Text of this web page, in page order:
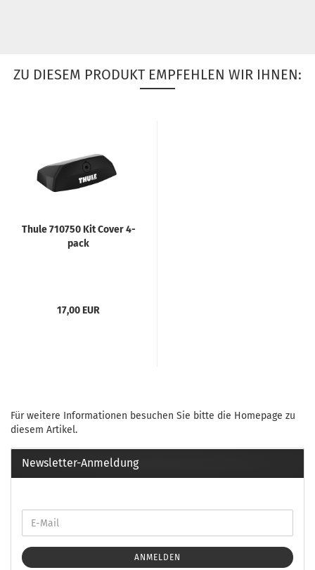
ZU DIESEM PRODUKT EMPFEHLEN WIR IHNEN:
Thule 710750 Kit Cover 4-
pack
17,00 EUR
Für weitere Informationen besuchen Sie bitte die Homepage zu
diesem Artikel.
Newsletter-Anmeldung
ANMELDEN